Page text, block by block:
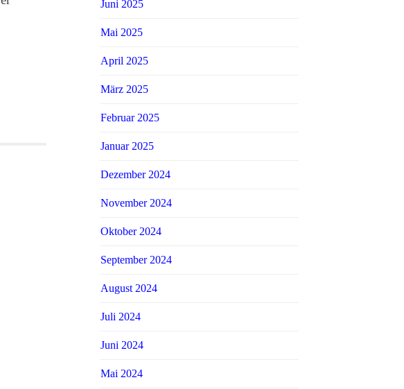
Juni 2025
Mai 2025
April 2025
März 2025
Februar 2025
Januar 2025
Dezember 2024
November 2024
Oktober 2024
September 2024
August 2024
Juli 2024
Juni 2024
Mai 2024